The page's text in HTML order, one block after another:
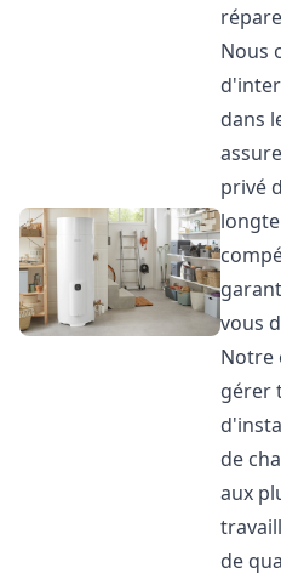
Nous
dans
privé
vous
Notre
gérer
de
aux
de